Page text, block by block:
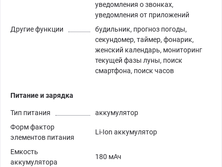
уведомления о звонках,
уведомления от приложений
Другие функции
будильник, прогноз погоды,
секундомер, таймер, фонарик,
женский календарь, мониторинг
текущей фазы луны, поиск
смартфона, поиск часов
Питание и зарядка
Тип питания
аккумулятор
Форм фактор
элементов питания
Li-Ion аккумулятор
Емкость
аккумулятора
180 мАч